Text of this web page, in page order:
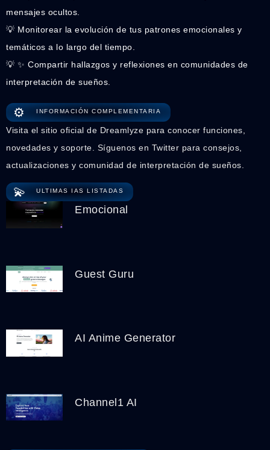
mensajes ocultos.
💡 Monitorear la evolución de tus patrones emocionales y
temáticos a lo largo del tiempo.
💡 ✨ Compartir hallazgos y reflexiones en comunidades de
interpretación de sueños.
⚙️ INFORMACIÓN COMPLEMENTARIA
Visita el sitio oficial de Dreamlyze para conocer funciones,
novedades y soporte. Síguenos en Twitter para consejos,
actualizaciones y comunidad de interpretación de sueños.
💫 ULTIMAS IAS LISTADAS
Emocional
Guest Guru
AI Anime Generator
Channel1 AI